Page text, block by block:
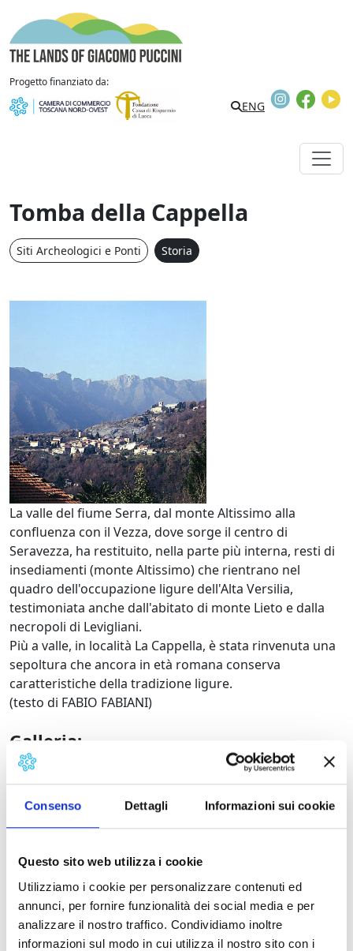
Consenso Dettagli Informazioni sui cookie
Questo sito web utilizza i cookie
Utilizziamo i cookie per personalizzare contenuti ed
annunci, per fornire funzionalità dei social media e per
analizzare il nostro traffico. Condividiamo inoltre
informazioni sul modo in cui utilizza il nostro sito con i
Vai al contenuto
Progetto finanziato da:
Search
ENG
Instagram
Tomba della Cappella
Siti Archeologici e Ponti Storia
La valle del fiume Serra, dal monte Altissimo alla
confluenza con il Vezza, dove sorge il centro di
Seravezza, ha restituito, nella parte più interna, resti di
insediamenti (monte Altissimo) che rientrano nel
quadro dell'occupazione ligure dell'Alta Versilia,
testimoniata anche dall'abitato di monte Lieto e dalla
necropoli di Levigliani.
Più a valle, in località La Cappella, è stata rinvenuta una
sepoltura che ancora in età romana conserva
caratteristiche della tradizione ligure.
(testo di FABIO FABIANI)
Galleria:
Seravezza, veduta panoramica
Seravezza, fibula in bronzo
Dettagli:
Bibliografia